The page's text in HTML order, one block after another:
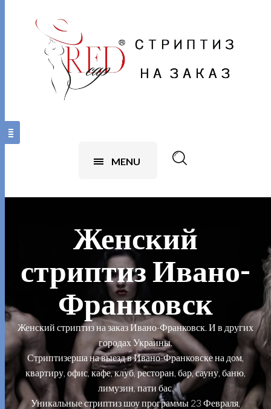
MENU
Женский
стриптиз Ивано-
Франковск
Женский стриптиз на заказ Ивано-Франковск. И в других
городах Украины.
Стриптизерша на выезд в Ивано-Франковске на дом,
квартиру, офис, кафе, клуб, ресторан, бар, сауну, баню,
лимузин, пати бас.
Уникальные стриптиз шоу программы 23 Февраля,